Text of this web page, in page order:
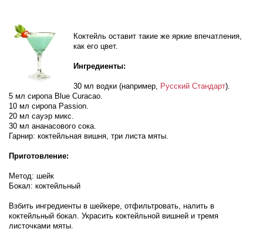
Коктейль оставит такие же яркие впечатления,
как его цвет.
Ингредиенты:
30 мл водки (например, Русский Стандарт).
5 мл сиропа Blue Curacao.
10 мл сиропа Passion.
20 мл сауэр микс.
30 мл ананасового сока.
Гарнир: коктейльная вишня, три листа мяты.
Приготовление:
Метод: шейк
Бокал: коктейльный
Взбить ингредиенты в шейкере, отфильтровать, налить в
коктейльный бокал. Украсить коктейльной вишней и тремя
листочками мяты.